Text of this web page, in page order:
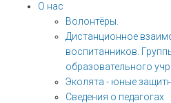
О нас
Волонтёры.
Дистанционное
воспитанников.
образовательного
Эколята - юные
Сведения о педагогах